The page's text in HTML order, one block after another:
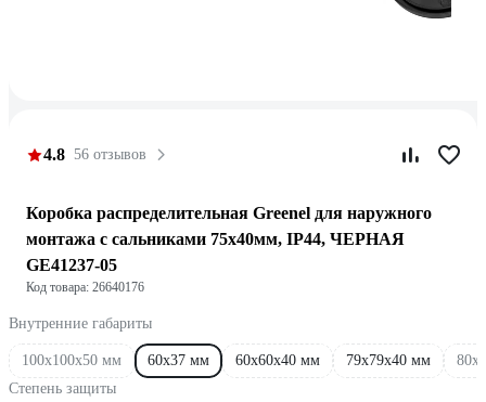
4.8 56 отзывов
Коробка распределительная Greenel для наружного
монтажа с сальниками 75х40мм, IP44, ЧЕРНАЯ
GE41237-05
Код товара: 26640176
Внутренние габариты
100х100х50 мм 60х37 мм 60х60х40 мм 79x79x40 мм
Степень защиты